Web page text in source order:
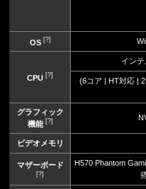
OS[?]
CPU [?]
イン
(6コア | HT対応 |
グラフィック
機能[?]
ビデオメモリ
マザーボード
[?]
H570 Phantom